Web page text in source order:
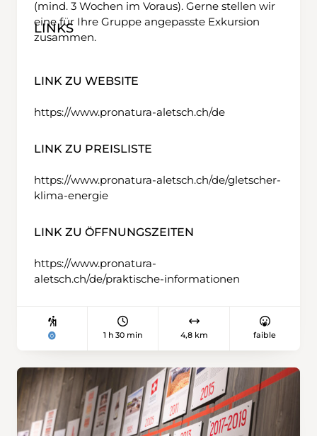
(mind. 3 Wochen im Voraus). Gerne stellen wir
eine für Ihre Gruppe angepasste Exkursion
zusammen.
LINKS
LINK ZU WEBSITE
https://www.pronatura-aletsch.ch/de
LINK ZU PREISLISTE
https://www.pronatura-aletsch.ch/de/gletscher-
klima-energie
LINK ZU ÖFFNUNGSZEITEN
https://www.pronatura-
aletsch.ch/de/praktische-informationen
1 h 30 min 4,8 km faible